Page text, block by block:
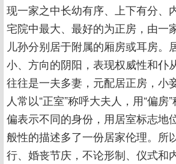
现一家之中长幼有序、上下有分、
宅院中最大、最好的为正房，由一
儿孙分别居于附属的厢房或耳房。
小、方向的阴阳，表现权威性和仆
往往是一夫多妻，元配居正房，小
人常以“正室”称呼大夫人，用“偏房
偏表示不同的身份，用居室标志地
般性的描述多了一份居家伦理。所
行、婚丧节庆，不论形制、仪式和